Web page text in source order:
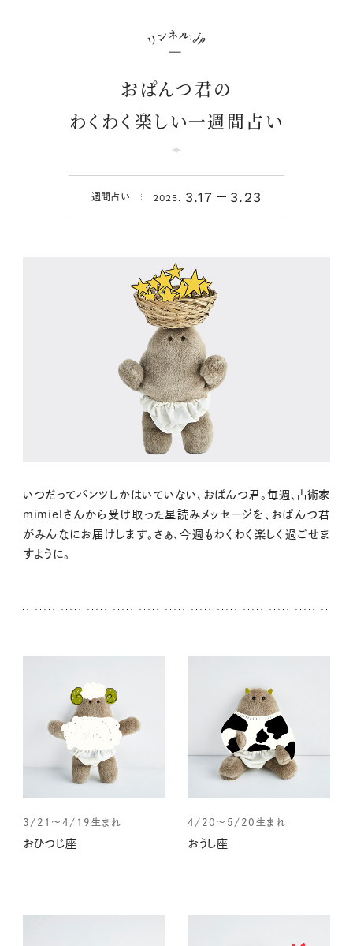
おぱんつ君の
わくわく楽しい一週間占い
週間占い 2025. 3.17 3.23
いつだってパンツしかはいていない、おぱんつ君。毎週、占術家
mimielさんから受け取った星読みメッセージを、おぱんつ君
がみんなにお届けします。さぁ、今週もわくわく楽しく過ごせま
すように。
3/21～4/19生まれ
おひつじ座
4/20～5/20生まれ
おうし座